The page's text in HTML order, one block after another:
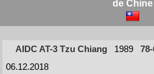
de Chine
AIDC AT-3 Tzu Chiang 1989
06.12.2018